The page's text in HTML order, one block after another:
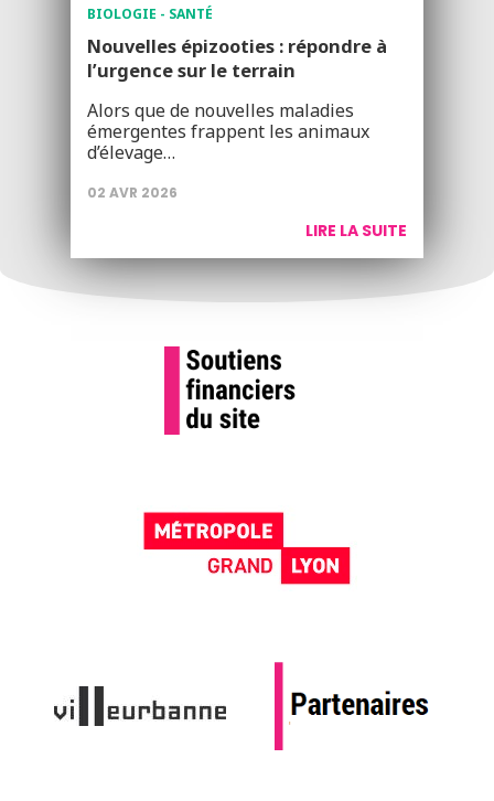
BIOLOGIE - SANTÉ
Nouvelles épizooties : répondre à
l’urgence sur le terrain
Alors que de nouvelles maladies
émergentes frappent les animaux
d’élevage…
02 AVR 2026
LIRE LA SUITE